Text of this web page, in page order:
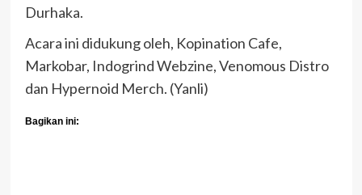
Durhaka.
Acara ini didukung oleh, Kopination Cafe,
Markobar, Indogrind Webzine, Venomous Distro
dan Hypernoid Merch. (Yanli)
Bagikan ini: